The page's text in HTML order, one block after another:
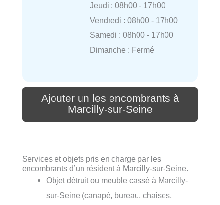
Jeudi : 08h00 - 17h00
Vendredi : 08h00 - 17h00
Samedi : 08h00 - 17h00
Dimanche : Fermé
Ajouter un les encombrants à
Marcilly-sur-Seine
Services et objets pris en charge par les
encombrants d’un résident à Marcilly-sur-Seine.
Objet détruit ou meuble cassé à Marcilly-
sur-Seine (canapé, bureau, chaises,